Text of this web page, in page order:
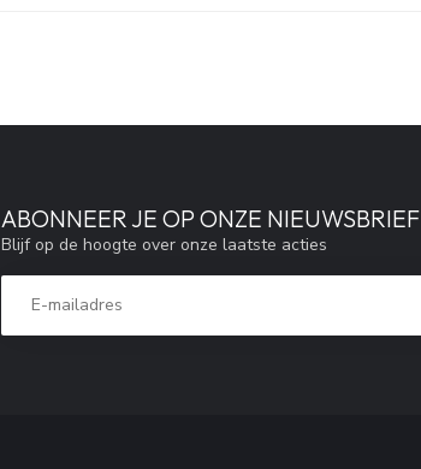
ABONNEER JE OP ONZE NIEUWSBRIEF
Blijf op de hoogte over onze laatste acties